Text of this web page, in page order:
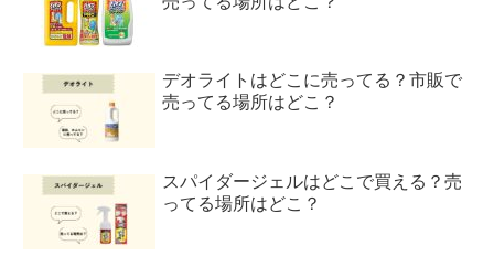
デオライトはどこに売ってる？市販で
売ってる場所はどこ？
スパイダージェルはどこで買える？売
ってる場所はどこ？